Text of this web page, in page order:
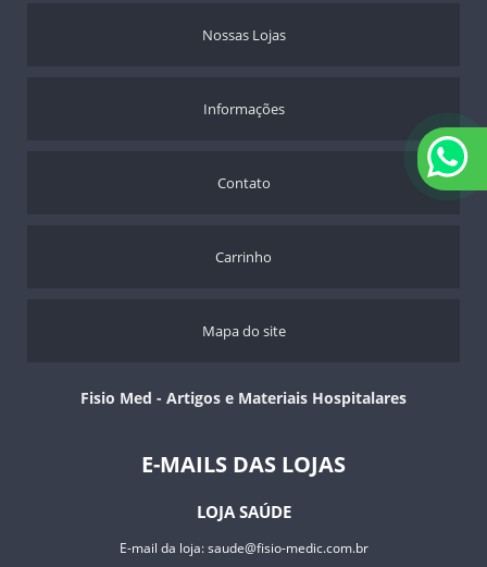
Nossas Lojas
Informações
Contato
Carrinho
Mapa do site
Fisio Med - Artigos e Materiais Hospitalares
E-MAILS DAS LOJAS
LOJA SAÚDE
E-mail da loja:saude@fisio-medic.com.br